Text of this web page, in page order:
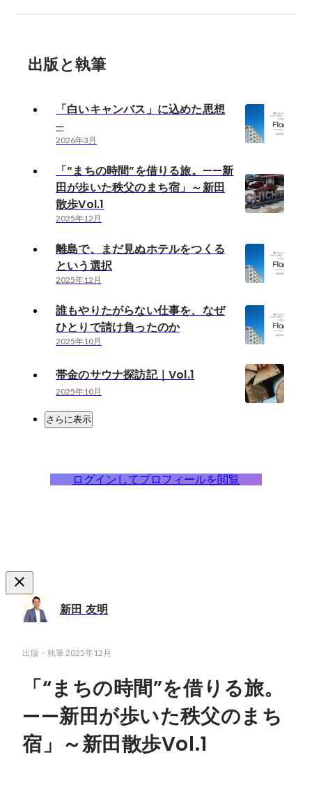
出版と執筆
「白いキャンバス」に込めた思想
─
2026年3月
「“まちの時間”を借りる旅。——新
田が歩いた秩父のまち宿」～新田
散歩Vol.1
2025年12月
離島で、まだ見ぬホテルをつくる
という選択
2025年12月
誰もやりたがらない仕事を、なぜ
ひとりで請け負ったのか
2025年10月
帯金のサウナ探訪記｜Vol.1
2025年10月
さらに表示
ログインしてプロフィールを閲覧
新田 友明
出版・執筆 2025年12月
「“まちの時間”を借りる旅。
——新田が歩いた秩父のまち
宿」～新田散歩Vol.1